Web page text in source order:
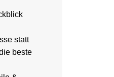
statt
beste